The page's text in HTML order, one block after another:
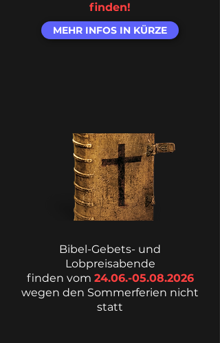
finden!
MEHR INFOS IN KÜRZE
Bibel-Gebets- und
Lobpreisabende
finden vom 24.06.-05.08.2026
wegen den Sommerferien nicht
statt